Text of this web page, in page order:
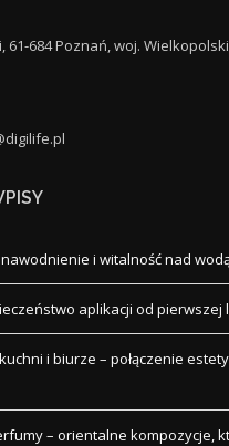
61-684 Poznań, woj.
nawodnienie i witalność nad
aplikacji od pierwszej
i biurze – połączenie
– orientalne kompozycje,